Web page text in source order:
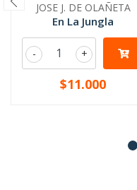
JOSE J. DE OLAÑETA
En La Jungla
+
-
$11.000